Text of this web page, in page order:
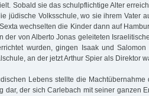
Sobald sie das schulpflichtige Alter
jüdische Volksschule, wo sie ihrem Vater
wechselten die Kinder dann auf
der von Alberto Jonas geleiteten
wurden, gingen Isaak und
an der jetzt Arthur Spier als Direktor
Lebens stellte die Machtübernahme
dar, der sich Carlebach mit seiner ganzen